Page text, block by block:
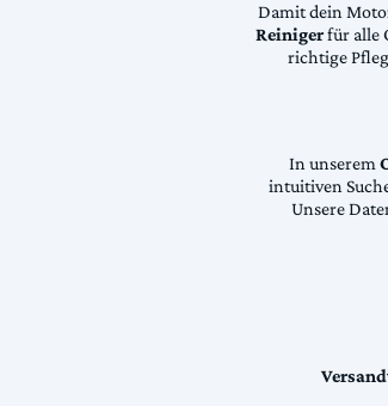
Damit dein
Reinigerfür alle
richtige
In unserem
intuitiven
Unsere